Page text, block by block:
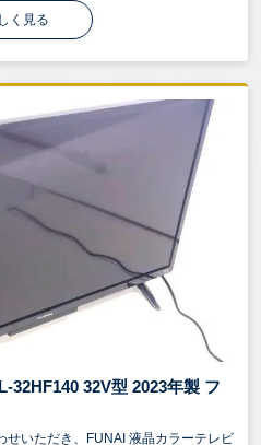
く見る
32HF140 32V型 2023年製 フ
せいただき、FUNAI 液晶カラーテレビ